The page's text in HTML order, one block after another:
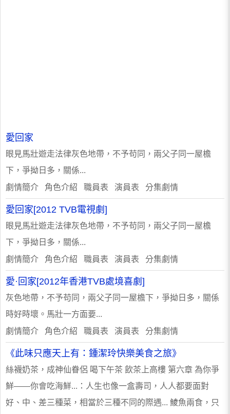
愛回家
眼見馬壯遊走法律灰色地帶，不予苟同，兩父子同一屋檐
下，爭拗日多，關係...
劇情簡介 角色介紹 職員表 演員表 分集劇情
愛回家[2012 TVB電視劇]
眼見馬壯遊走法律灰色地帶，不予苟同，兩父子同一屋檐
下，爭拗日多，關係...
劇情簡介 角色介紹 職員表 演員表 分集劇情
愛·回家[2012年香港TVB處境喜劇]
灰色地帶，不予苟同，兩父子同一屋檐下，爭拗日多，關係
時好時壞。馬壯一方面要...
劇情簡介 角色介紹 職員表 演員表 分集劇情
《此味只應天上有：鍾潔玲快樂美食之旅》
絲襪奶茶，成神仙眷侶 喝下午茶 飲茶上高樓 第六章 為你爭
鮮——你會吃海鮮...：人生也像一盒壽司，人人都要面對
好、中、差三種菜，相當於三種不同的際遇... 鯪魚兩食，只